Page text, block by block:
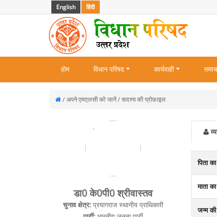
English हिंदी
होम विधान परिषद कार्यवाही
/ अपने एमएलसी को जानें / सदस्य की प्रोफ़ाइल
डा0 के0पी0 श्रीवास्‍तव
चुनाव क्षेत्र:प्रयागराज स्‍थानीय प्राधिकारी
पिता
माता
जन्म की